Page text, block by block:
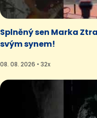
Splněný sen Marka
svým synem!
08. 08. 2026 • 32x